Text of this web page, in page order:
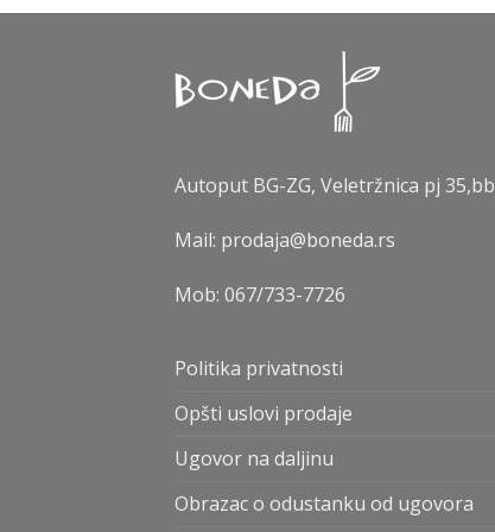
Autoput BG-ZG, Veletržnica pj 35,bb
Mail: prodaja@boneda.rs
Mob: 067/733-7726
Politika privatnosti
Opšti uslovi prodaje
Ugovor na daljinu
Obrazac o odustanku od ugovora